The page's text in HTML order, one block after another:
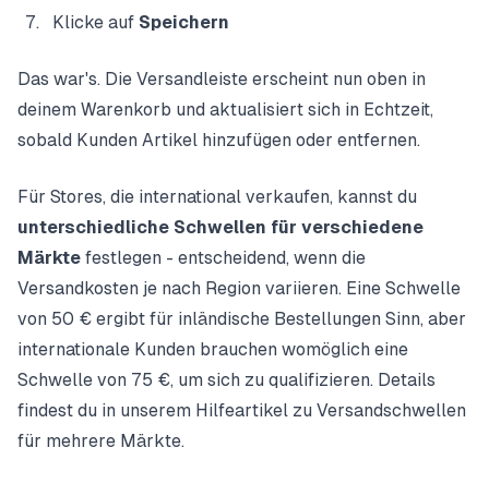
Klicke auf Speichern
Das war's. Die Versandleiste erscheint nun oben in
deinem Warenkorb und aktualisiert sich in Echtzeit,
sobald Kunden Artikel hinzufügen oder entfernen.
Für Stores, die international verkaufen, kannst du
unterschiedliche Schwellen für verschiedene
Märkte festlegen - entscheidend, wenn die
Versandkosten je nach Region variieren. Eine Schwelle
von 50 € ergibt für inländische Bestellungen Sinn, aber
internationale Kunden brauchen womöglich eine
Schwelle von 75 €, um sich zu qualifizieren. Details
findest du in unserem Hilfeartikel zu Versandschwellen
für mehrere Märkte.